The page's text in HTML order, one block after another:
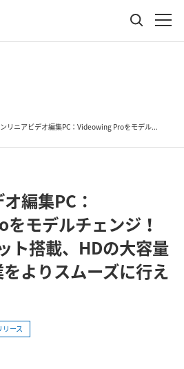
リニアビデオ編集PC：Videowing Proをモデル...
編集PC：
モデルチェンジ！
ト搭載、HDの大容量
よりスムーズに行え
ース